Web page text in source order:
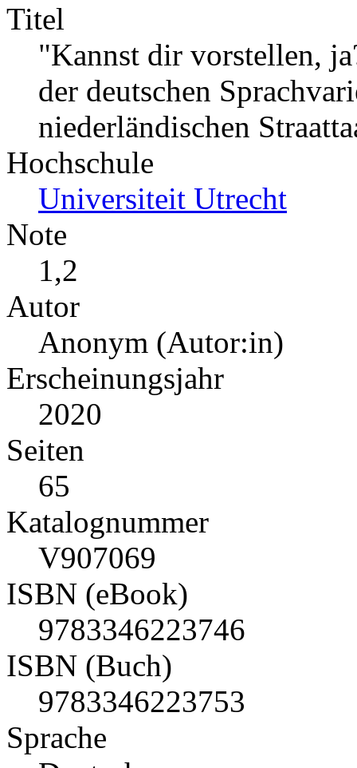
Titel
"Kannst dir vorstellen,
der deutschen
niederländischen
Hochschule
Universiteit Utrecht
Note
1,2
Autor
Anonym (Autor:in)
Erscheinungsjahr
2020
Seiten
65
Katalognummer
V907069
ISBN (eBook)
9783346223746
ISBN (Buch)
9783346223753
Sprache